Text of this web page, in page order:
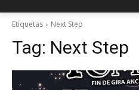
Etiquetas Next Step
Tag: Next Step